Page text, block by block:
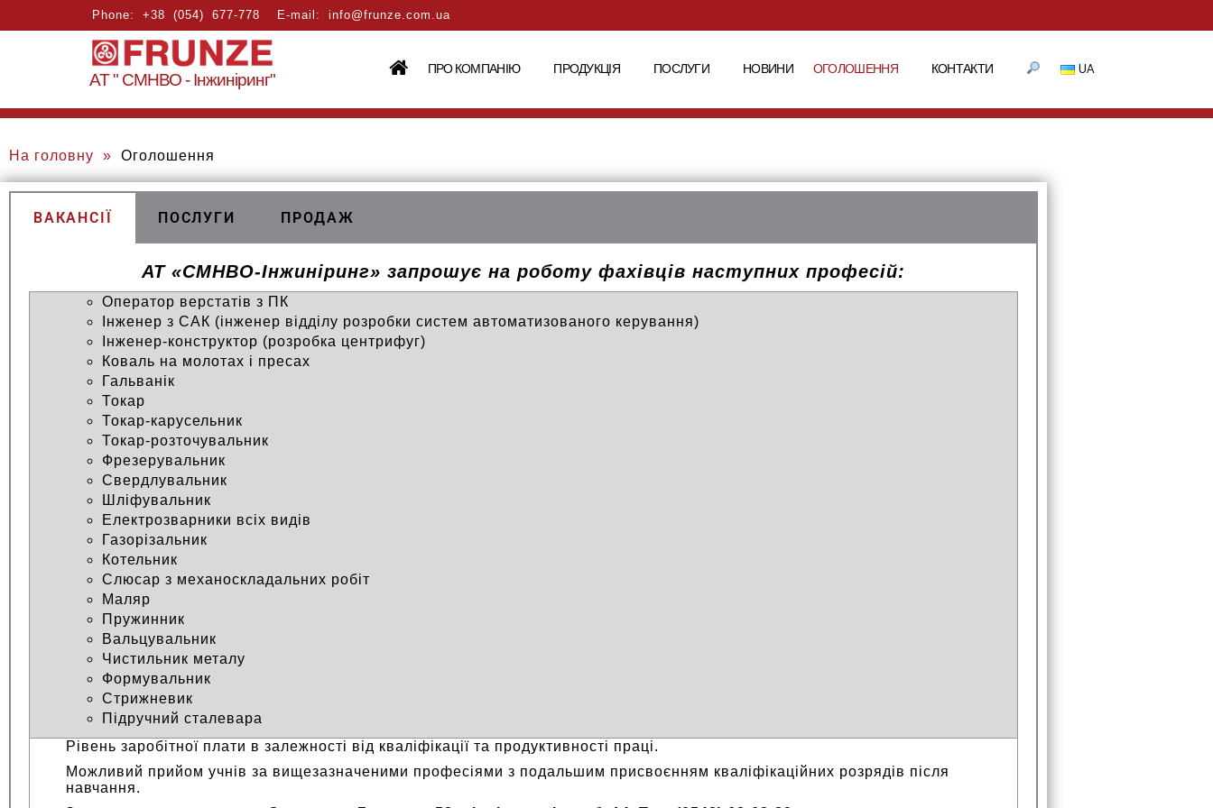
Phone: +38 (054) 677-778 E-mail: info@frunze.com.ua
АТ " СМНВО - Інжиніринг" ПРО КОМПАНІЮ ПРОДУКЦІЯ ПОСЛУГИ НОВИНИ ОГОЛОШЕННЯ КОНТАКТИ UA
На головну » Оголошення
ВАКАНСІЇ ПОСЛУГИ ПРОДАЖ
АТ «СМНВО-Інжиніринг» запрошує на роботу фахівців наступних професій:
Оператор верстатів з ПК
Інженер з САК (інженер відділу розробки систем автоматизованого керування)
Інженер-конструктор (розробка центрифуг)
Коваль на молотах і пресах
Гальванік
Токар
Токар-карусельник
Токар-розточувальник
Фрезерувальник
Свердлувальник
Шліфувальник
Електрозварники всіх видів
Газорізальник
Котельник
Слюсар з механоскладальних робіт
Маляр
Пружинник
Вальцувальник
Чистильник металу
Формувальник
Стрижневик
Підручний сталевара
Рівень заробітної плати в залежності від кваліфікації та продуктивності праці.
Можливий прийом учнів за вищезазначеними професіями з подальшим присвоєнням кваліфікаційних розрядів після
навчання.